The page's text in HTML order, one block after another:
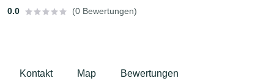
0.0 (0 Bewertungen)
Kontakt Map Bewertungen